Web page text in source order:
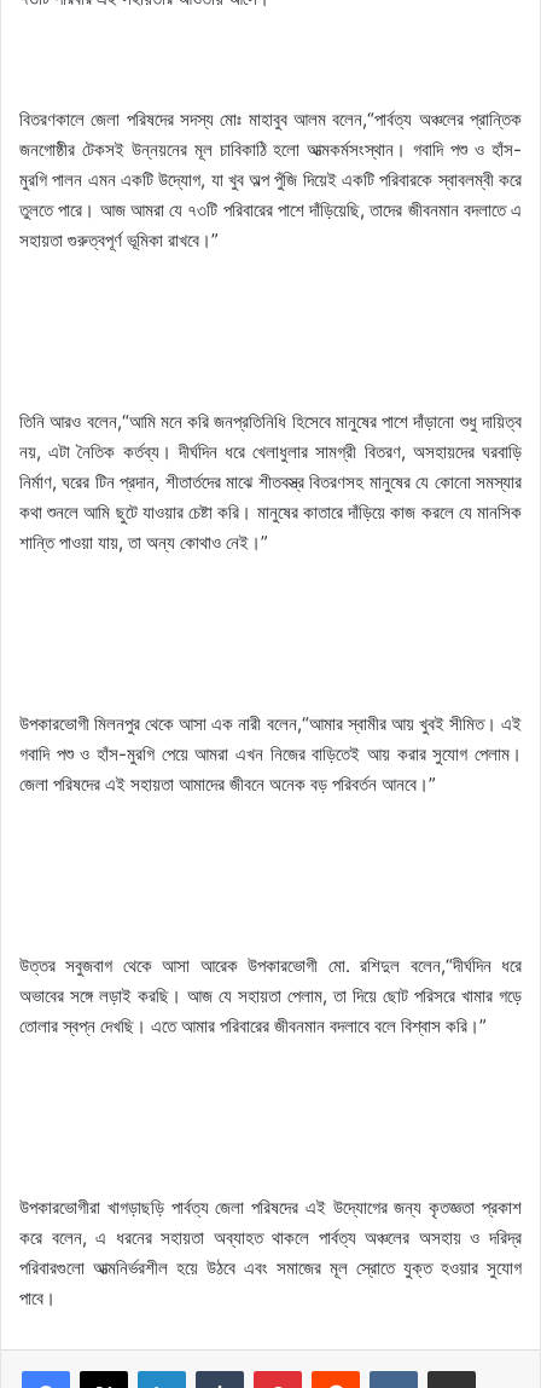
বিতরণকালে জেলা পরিষদের সদস্য মোঃ মাহাবুব আলম বলেন,“পার্বত্য অঞ্চলের প্রান্তিক
জনগোষ্ঠীর টেকসই উন্নয়নের মূল চাবিকাঠি হলো আত্মকর্মসংস্থান। গবাদি পশু ও হাঁস-
মুরগি পালন এমন একটি উদ্যোগ, যা খুব অল্প পুঁজি দিয়েই একটি পরিবারকে স্বাবলম্বী করে
তুলতে পারে। আজ আমরা যে ৭৩টি পরিবারের পাশে দাঁড়িয়েছি, তাদের জীবনমান বদলাতে এ
সহায়তা গুরুত্বপূর্ণ ভূমিকা রাখবে।”
তিনি আরও বলেন,“আমি মনে করি জনপ্রতিনিধি হিসেবে মানুষের পাশে দাঁড়ানো শুধু দায়িত্ব
নয়, এটা নৈতিক কর্তব্য। দীর্ঘদিন ধরে খেলাধুলার সামগ্রী বিতরণ, অসহায়দের ঘরবাড়ি
নির্মাণ, ঘরের টিন প্রদান, শীতার্তদের মাঝে শীতবস্ত্র বিতরণসহ মানুষের যে কোনো সমস্যার
কথা শুনলে আমি ছুটে যাওয়ার চেষ্টা করি। মানুষের কাতারে দাঁড়িয়ে কাজ করলে যে মানসিক
শান্তি পাওয়া যায়, তা অন্য কোথাও নেই।”
উপকারভোগী মিলনপুর থেকে আসা এক নারী বলেন,“আমার স্বামীর আয় খুবই সীমিত। এই
গবাদি পশু ও হাঁস-মুরগি পেয়ে আমরা এখন নিজের বাড়িতেই আয় করার সুযোগ পেলাম।
জেলা পরিষদের এই সহায়তা আমাদের জীবনে অনেক বড় পরিবর্তন আনবে।”
উত্তর সবুজবাগ থেকে আসা আরেক উপকারভোগী মো. রশিদুল বলেন,“দীর্ঘদিন ধরে
অভাবের সঙ্গে লড়াই করছি। আজ যে সহায়তা পেলাম, তা দিয়ে ছোট পরিসরে খামার গড়ে
তোলার স্বপ্ন দেখছি। এতে আমার পরিবারের জীবনমান বদলাবে বলে বিশ্বাস করি।”
উপকারভোগীরা খাগড়াছড়ি পার্বত্য জেলা পরিষদের এই উদ্যোগের জন্য কৃতজ্ঞতা প্রকাশ
করে বলেন, এ ধরনের সহায়তা অব্যাহত থাকলে পার্বত্য অঞ্চলের অসহায় ও দরিদ্র
পরিবারগুলো আত্মনির্ভরশীল হয়ে উঠবে এবং সমাজের মূল স্রোতে যুক্ত হওয়ার সুযোগ
পাবে।
LinkedInTumblr PinterestReddit VKontakteShare via Email